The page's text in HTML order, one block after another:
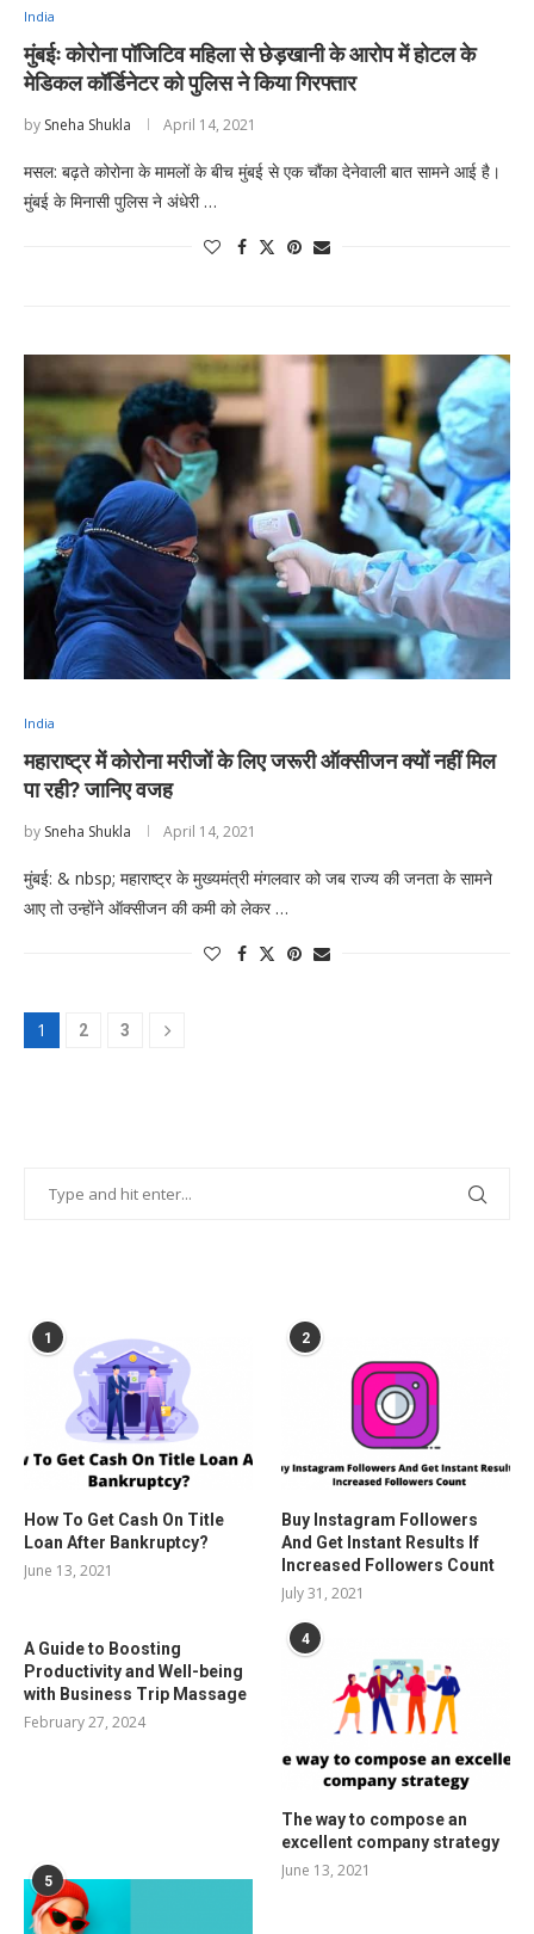
India
मुंबईः कोरोना पॉजिटिव महिला से छेड़खानी के आरोप में होटल के
मेडिकल कॉर्डिनेटर को पुलिस ने किया गिरफ्तार
by Sneha Shukla April 14, 2021
मसल: बढ़ते कोरोना के मामलों के बीच मुंबई से एक चौंका देनेवाली बात सामने आई है।
मुंबई के मिनासी पुलिस ने अंधेरी …
India
महाराष्ट्र में कोरोना मरीजों के लिए जरूरी ऑक्सीजन क्यों नहीं मिल
पा रही? जानिए वजह
by Sneha Shukla April 14, 2021
मुंबई: & nbsp; महाराष्ट्र के मुख्यमंत्री मंगलवार को जब राज्य की जनता के सामने
आए तो उन्होंने ऑक्सीजन की कमी को लेकर …
1 2 3
1
How To Get Cash On Title
Loan After Bankruptcy?
June 13, 2021
2
Buy Instagram Followers
And Get Instant Results If
Increased Followers Count
July 31, 2021
A Guide to Boosting
Productivity and Well-being
with Business Trip Massage
February 27, 2024
4
The way to compose an
excellent company strategy
June 13, 2021
5